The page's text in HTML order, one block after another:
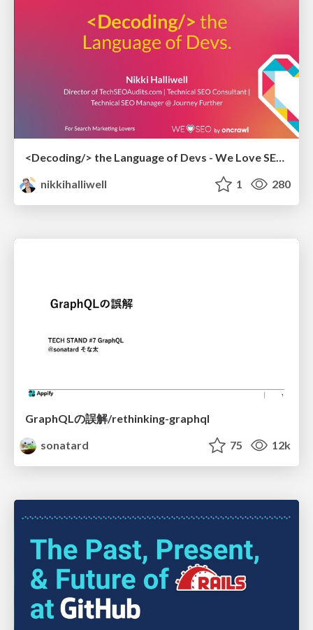
<Decoding/> the Language of Devs - We Love SEO 2024
nikkihalliwell
1 280
GraphQLの誤解/rethinking-graphql
sonatard
75 12k